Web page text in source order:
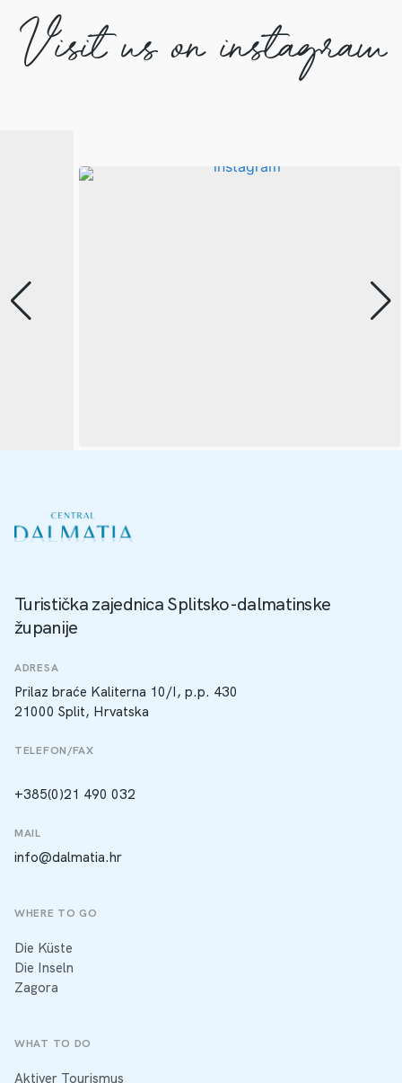
Visit us on instagram
Turistička zajednica Splitsko-dalmatinske
županije
ADRESA
Prilaz braće Kaliterna 10/I, p.p. 430
21000 Split, Hrvatska
TELEFON/FAX
+385(0)21 490 032
MAIL
info@dalmatia.hr
WHERE TO GO
Die Küste
Die Inseln
Zagora
WHAT TO DO
Aktiver Tourismus